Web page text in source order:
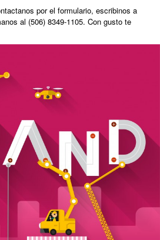
por el formulario, escribinos a
al (506) 8349-1105. Con gusto te